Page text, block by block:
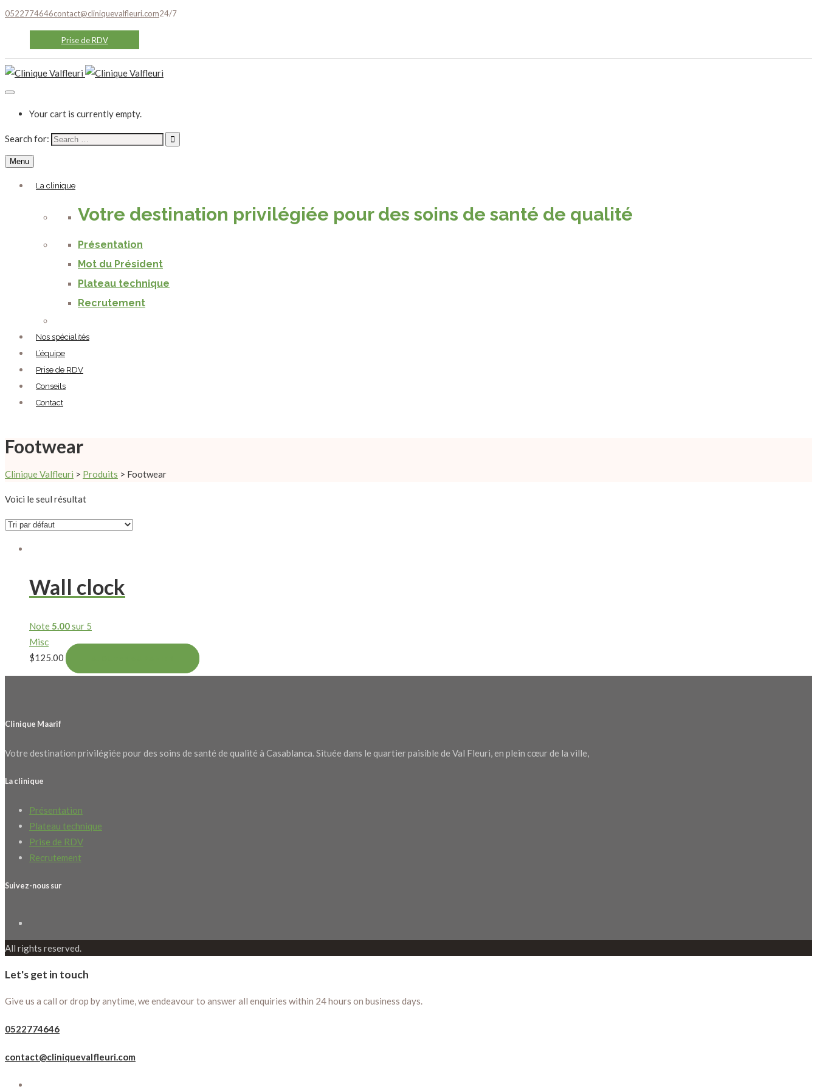
0522774646contact@cliniquevalfleuri.com24/7
Prise de RDV
Your cart is currently empty.
Search for:
Menu
La clinique
Votre destination privilégiée pour des soins de santé de qualité
Présentation
Mot du Président
Plateau technique
Recrutement
Nos spécialités
L’équipe
Prise de RDV
Conseils
Contact
Footwear
Clinique Valfleuri > Produits > Footwear
Voici le seul résultat
Wall clock
Note 5.00sur 5
Misc
$125.00
Clinique Maarif
Votre destination privilégiée pour des soins de santé de qualité à Casablanca. Située dans le quartier paisible de Val Fleuri, en plein cœur de la ville,
La clinique
Présentation
Plateau technique
Prise de RDV
Recrutement
Suivez-nous sur
All rights reserved.
Let's get in touch
Give us a call or drop by anytime, we endeavour to answer all enquiries within 24 hours on business days.
0522774646
contact@cliniquevalfleuri.com